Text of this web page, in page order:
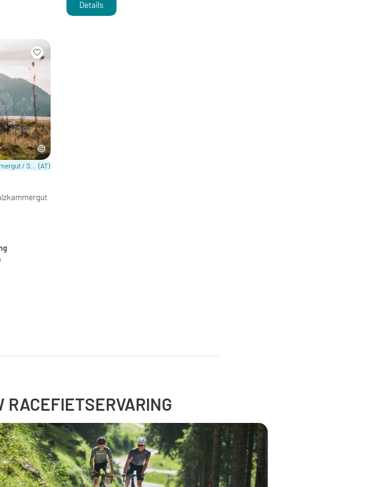
Details
Racefiets regio SalzburgerLand - Salzkammergut / SalzburgerLand (AT)
RACEFIETSERVARING